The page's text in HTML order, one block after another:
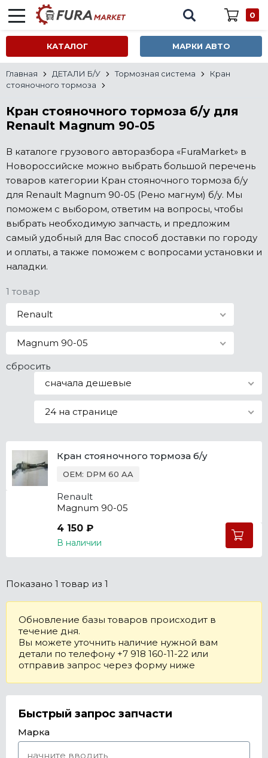
0
КАТАЛОГ МАРКИ АВТО
Главная ДЕТАЛИ Б/У Тормозная система
Кран
стояночного тормоза
Кран стояночного тормоза б/у для
Renault Magnum 90-05
В каталоге грузового авторазбора «FuraMarket» в
Новороссийске можно выбрать большой перечень
товаров категории Кран стояночного тормоза б/у
для Renault Magnum 90-05 (Рено магнум) б/у. Мы
поможем с выбором, ответим на вопросы, чтобы
выбрать необходимую запчасть, и предложим
самый удобный для Вас способ доставки по городу
и оплаты, а также поможем с вопросами установки и
наладки.
1 товар
Renault
Magnum 90-05
сбросить
сначала дешевые
24 на странице
Кран стояночного тормоза б/у
OEM: DPM 60 AA
Renault
Magnum 90-05
4 150 ₽
В наличии
Показано 1 товар из 1
Обновление базы товаров происходит в
течение дня.
Вы можете уточнить наличие нужной вам
детали по телефону +7 918 160-11-22 или
отправив запрос через форму ниже
Быстрый запрос запчасти
Марка